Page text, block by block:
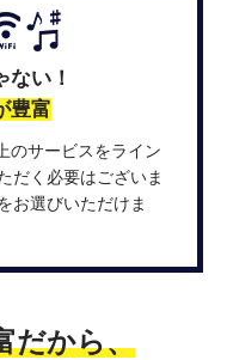
い！
豊富
のサービスをライン
だく必要はございま
お選びいただけま
だから、